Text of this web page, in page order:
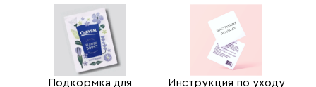
Подкормка для
Инструкция по уходу